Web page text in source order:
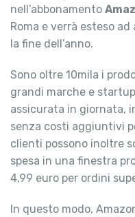
nell’abbonamento
Roma e verrà esteso
la fine dell’anno.
Sono oltre 10mila i
grandi marche e
assicurata in giornata,
senza costi aggiuntivi
clienti possono inoltre
spesa in una finestra
4,99 euro per ordini
In questo modo,